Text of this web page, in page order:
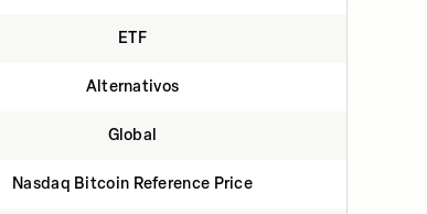
ETF
Alternativos
Global
Nasdaq Bitcoin Reference Price